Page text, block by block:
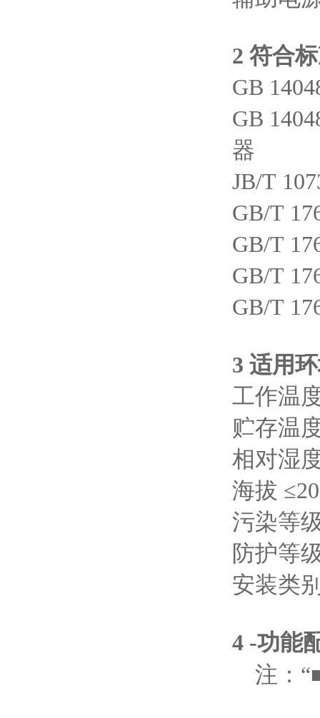
2 符合
GB
GB
器
JB/T
GB/T
GB/T
GB/T
GB/T
3 适用
工作温
贮存温
相对湿
海拔
污染等
防护等
安装类
4 -功能
注：